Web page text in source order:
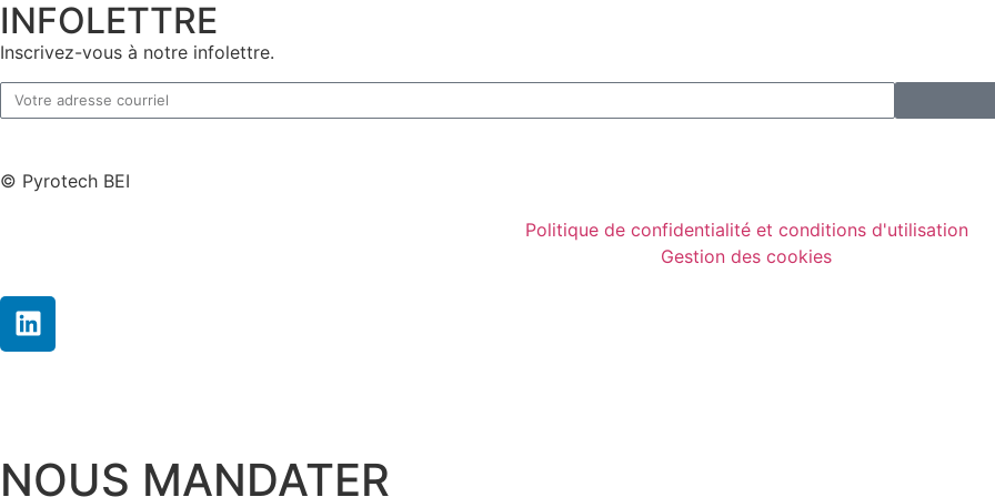
INFOLETTRE
Inscrivez-vous à notre infolettre.
© Pyrotech BEI
Politique de confidentialité et conditions d'utilisation
Gestion des cookies
NOUS MANDATER